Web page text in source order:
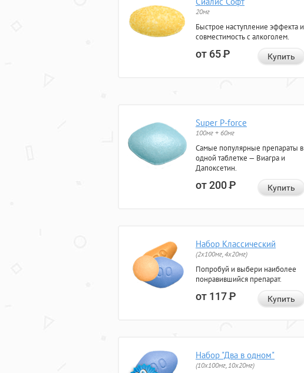
20мг
Быстрое наступление эффекта и
совместимость с алкоголем.
от 65Р Купить
Super P-force
100мг + 60мг
Самые популярные препараты в
одной таблетке — Виагра и
Дапоксетин.
от 200Р Купить
Набор Классический
(2x100мг, 4x20мг)
Попробуй и выбери наиболее
понравившийся препарат.
от 117Р Купить
Набор "Два в одном"
(10x100мг, 10x20мг)